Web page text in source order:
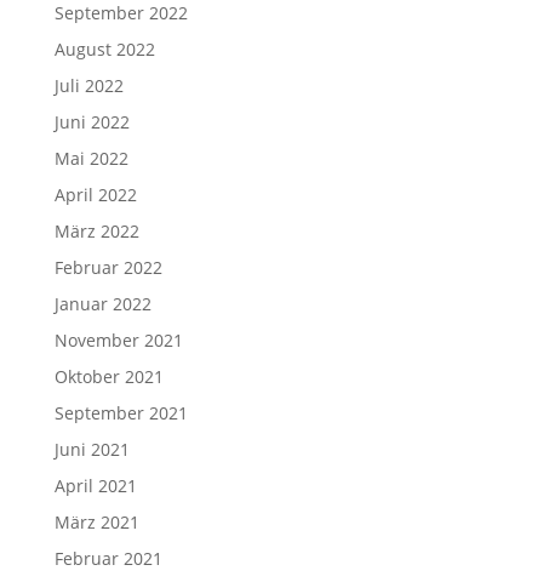
September 2022
August 2022
Juli 2022
Juni 2022
Mai 2022
April 2022
März 2022
Februar 2022
Januar 2022
November 2021
Oktober 2021
September 2021
Juni 2021
April 2021
März 2021
Februar 2021